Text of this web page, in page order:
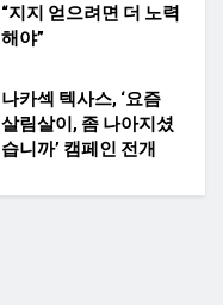
“지지 얻으려면 더 노력
해야”
나카섹 텍사스, ‘요즘
살림살이, 좀 나아지셨
습니까’ 캠페인 전개